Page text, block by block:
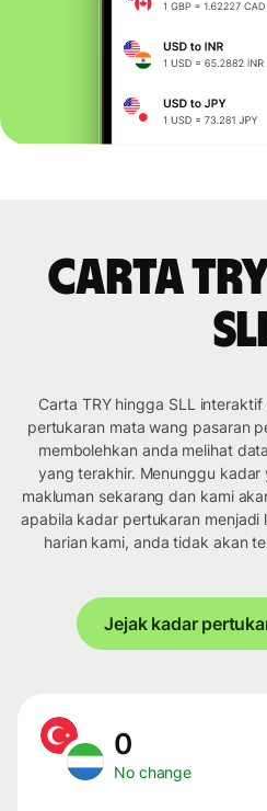
Carta
Carta TRY hingga SLL
pertukaran mata wang pasaran
membolehkan anda melihat
yang terakhir. Menunggu
makluman sekarang dan kami
apabila kadar pertukaran menjadi
harian kami, anda tidak akan
Jejak kadar
0
No change